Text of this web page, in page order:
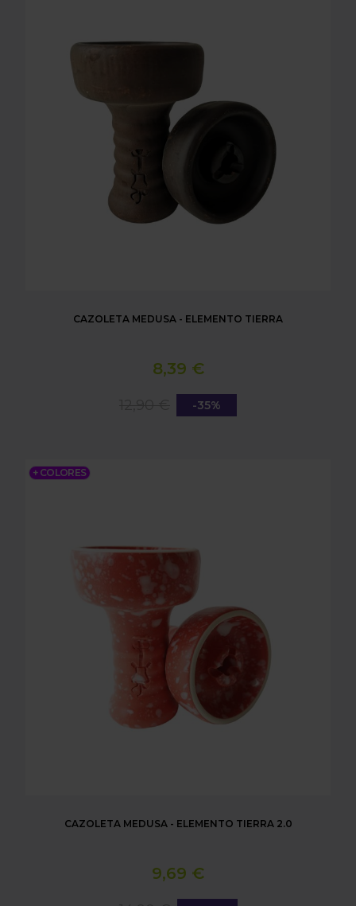
CAZOLETA MEDUSA - ELEMENTO TIERRA
8,39 €
-35%
+ COLORES
CAZOLETA MEDUSA - ELEMENTO TIERRA 2.0
CAZOLETA MEDUSA - ELEMENTO TIERRA 2.0
9,69 €